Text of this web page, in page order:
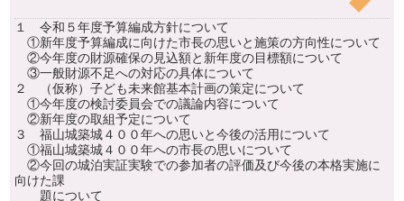
１ 令和５年度予算編成方針について
①新年度予算編成に向けた市長の思いと施策の方向性について
②今年度の財源確保の見込額と新年度の目標額について
③一般財源不足への対応の具体について
２ （仮称）子ども未来館基本計画の策定について
①今年度の検討委員会での議論内容について
②新年度の取組予定について
３ 福山城築城４００年への思いと今後の活用について
①福山城築城４００年への市長の思いについて
②今回の城泊実証実験での参加者の評価及び今後の本格実施に
向けた課
題について